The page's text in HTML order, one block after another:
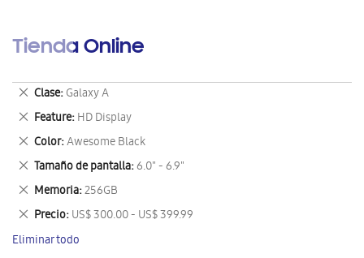
Tienda Online
Clase Galaxy A
Eliminar
este
artículo
Feature HD Display
Eliminar
este
artículo
Color Awesome Black
Eliminar
este
artículo
Tamaño de pantalla 6.0" - 6.9"
Eliminar
este
artículo
Memoria 256GB
Eliminar
este
artículo
Precio US$ 300.00 - US$ 399.99
Eliminar
este
artículo
Eliminar todo